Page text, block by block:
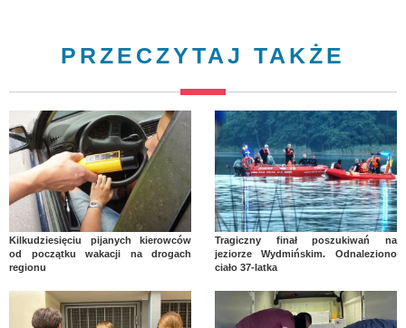
PRZECZYTAJ TAKŻE
Kilkudziesięciu pijanych kierowców
od początku wakacji na drogach
regionu
Tragiczny finał poszukiwań na
jeziorze Wydmińskim. Odnaleziono
ciało 37-latka